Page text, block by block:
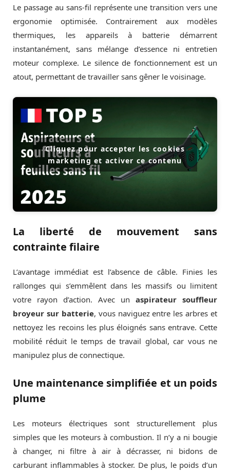
Le passage au sans-fil représente une transition vers une
ergonomie optimisée. Contrairement aux modèles
thermiques, les appareils à batterie démarrent
instantanément, sans mélange d’essence ni entretien
moteur complexe. Le silence de fonctionnement est un
atout, permettant de travailler sans gêner le voisinage.
Cliquez pour accepter les cookies
marketing et activer ce contenu
La liberté de mouvement sans
contrainte filaire
L’avantage immédiat est l’absence de câble. Finies les
rallonges qui s’emmêlent dans les massifs ou limitent
votre rayon d’action. Avec un aspirateur souffleur
broyeur sur batterie, vous naviguez entre les arbres et
nettoyez les recoins les plus éloignés sans entrave. Cette
mobilité réduit le temps de travail global, car vous ne
manipulez plus de connectique.
Une maintenance simplifiée et un poids
plume
Les moteurs électriques sont structurellement plus
simples que les moteurs à combustion. Il n’y a ni bougie
à changer, ni filtre à air à décrasser, ni bidons de
carburant inflammables à stocker. De plus, le poids d’un